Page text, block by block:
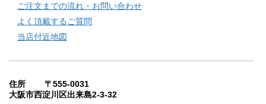
ご注文までの流れ・お問い合わせ
よく頂戴するご質問
当店付近地図
住所 〒555-0031
大阪市西淀川区出来島2-3-32